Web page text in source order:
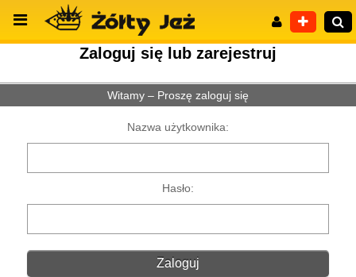
Wyszukiwanie zaawansowane
Zaloguj się lub zarejestruj
Witamy – Proszę zaloguj się
Nazwa użytkownika:
Hasło: